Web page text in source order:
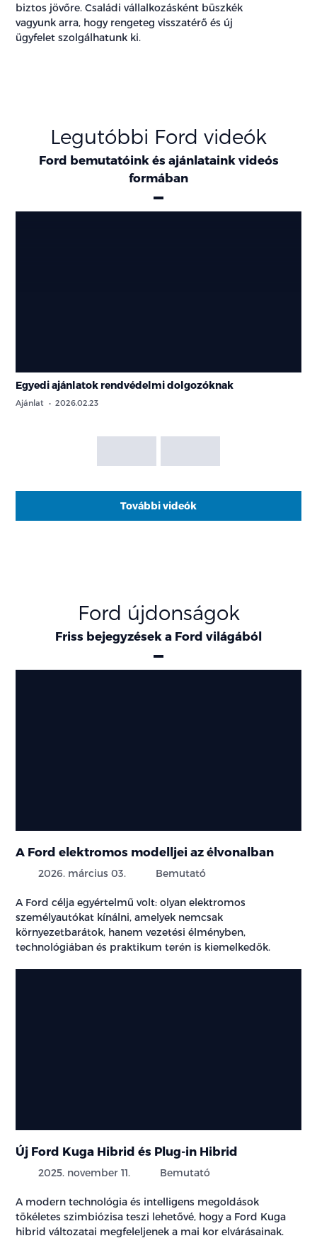
biztos jövőre. Családi vállalkozásként büszkék
vagyunk arra, hogy rengeteg visszatérő és új
ügyfelet szolgálhatunk ki.
Legutóbbi Ford videók
Ford bemutatóink és ajánlataink videós
formában
Egyedi ajánlatok rendvédelmi dolgozóknak
Ajánlat 2026.02.23
További videók
Ford újdonságok
Friss bejegyzések a Ford világából
A Ford elektromos modelljei az élvonalban
2026. március 03. Bemutató
A Ford célja egyértelmű volt: olyan elektromos
személyautókat kínálni, amelyek nemcsak
környezetbarátok, hanem vezetési élményben,
technológiában és praktikum terén is kiemelkedők.
Új Ford Kuga Hibrid és Plug-in Hibrid
2025. november 11. Bemutató
A modern technológia és intelligens megoldások
tökéletes szimbiózisa teszi lehetővé, hogy a Ford Kuga
hibrid változatai megfeleljenek a mai kor elvárásainak.